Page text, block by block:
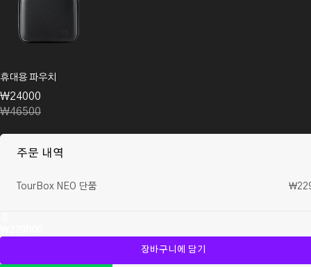
휴대용 파우치
₩24000
₩46500
주문 내역
TourBox NEO 단품
장바구니에 담기